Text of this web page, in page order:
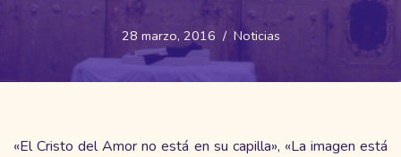
28 marzo, 2016 Noticias
«El Cristo del Amor no está en su capilla», «La imagen está